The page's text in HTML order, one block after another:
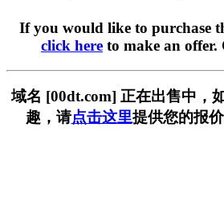
If you would like to purchase
click here to make an offer.
域名 [00dt.com] 正在出售中，
趣，请点击这里提供您的报